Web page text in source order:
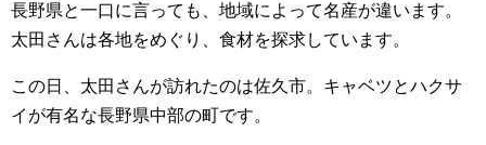
長野県と一口に言っても、地域によって名産が違います。
太田さんは各地をめぐり、食材を探求しています。
この日、太田さんが訪れたのは佐久市。キャベツとハクサ
イが有名な長野県中部の町です。